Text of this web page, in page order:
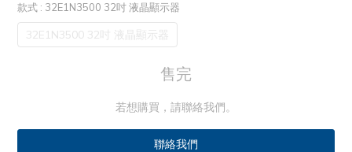
款式 : 32E1N3500 32吋 液晶顯示器
32E1N3500 32吋 液晶顯示器
售完
若想購買，請聯絡我們。
聯絡我們